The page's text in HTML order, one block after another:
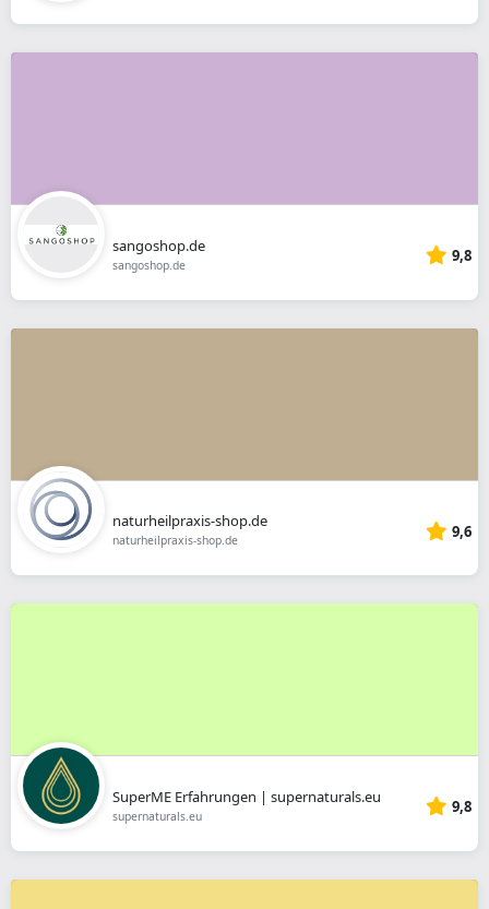
sangoshop.de
sangoshop.de 9,8
naturheilpraxis-shop.de
naturheilpraxis-shop.de 9,6
SuperME Erfahrungen | supernaturals.eu
supernaturals.eu 9,8